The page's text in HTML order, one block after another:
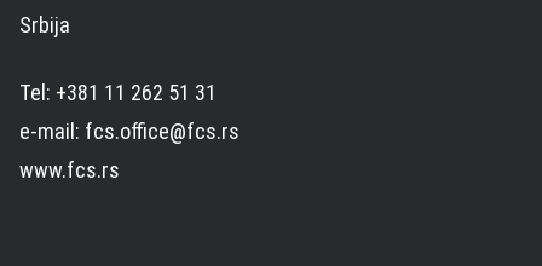
Srbija
Tel: +381 11 262 51 31
e-mail: fcs.office@fcs.rs
www.fcs.rs